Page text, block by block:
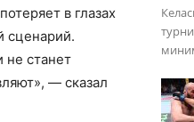
в глазах
сценарий.
не станет
— сказал